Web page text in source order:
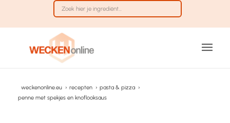
weckenonline.eu › recepten › pasta & pizza ›
penne met spekjes en knoflooksaus